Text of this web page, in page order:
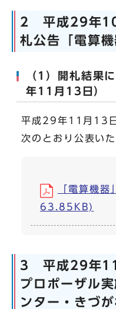
2 平成29年10
札公告「電算機
（1）開札結果
年11月13日）
平成29年11月13日
次のとおり公表いた
「電算機
63.85KB)
3 平成29年11
プロポーザル
ンター・きづ